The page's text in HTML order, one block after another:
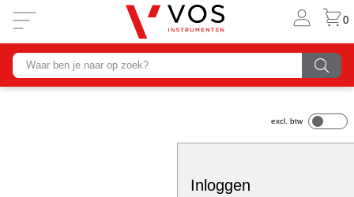
0
Inloggen